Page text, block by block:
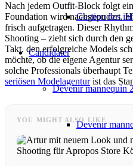
Gestion des
Candidater
Devenir mannequin
Devenir
Nach jedem Outfit-Block folgt
Foundation wird nachgepudert,
frisch aufgetragen. Dieser
Shooting – zieht sich durch den
Takt, den erfolgreiche Models
möchte, ob die eigene Agentur
solche Professionals überhaupt
seriösen Modelagenturist das
YOU MIGHT ALSO LIKE